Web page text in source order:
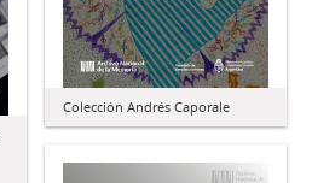
Colección Andrés Caporale